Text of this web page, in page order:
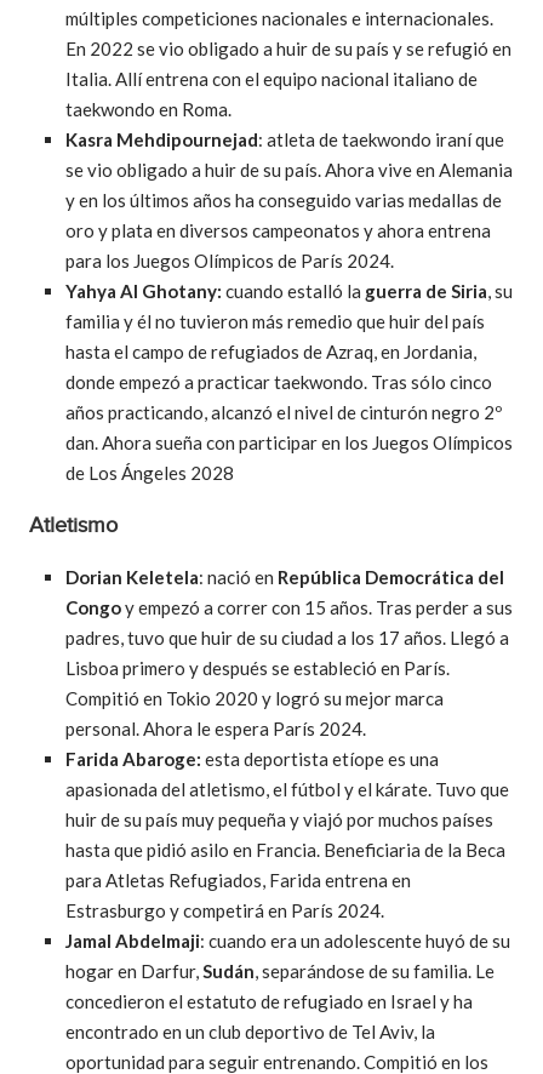
múltiples competiciones nacionales e internacionales.
En 2022 se vio obligado a huir de su país y se refugió en
Italia. Allí entrena con el equipo nacional italiano de
taekwondo en Roma.
Kasra Mehdipournejad: atleta de taekwondo iraní que
se vio obligado a huir de su país. Ahora vive en Alemania
y en los últimos años ha conseguido varias medallas de
oro y plata en diversos campeonatos y ahora entrena
para los Juegos Olímpicos de París 2024.
Yahya Al Ghotany: cuando estalló la guerra de Siria , su
familia y él no tuvieron más remedio que huir del país
hasta el campo de refugiados de Azraq, en Jordania,
donde empezó a practicar taekwondo. Tras sólo cinco
años practicando, alcanzó el nivel de cinturón negro 2º
dan. Ahora sueña con participar en los Juegos Olímpicos
de Los Ángeles 2028
Atletismo
Dorian Keletela: nació en República Democrática del
Congoy empezó a correr con 15 años. Tras perder a sus
padres, tuvo que huir de su ciudad a los 17 años. Llegó a
Lisboa primero y después se estableció en París.
Compitió en Tokio 2020 y logró su mejor marca
personal. Ahora le espera París 2024.
Farida Abaroge: esta deportista etíope es una
apasionada del atletismo, el fútbol y el kárate. Tuvo que
huir de su país muy pequeña y viajó por muchos países
hasta que pidió asilo en Francia. Beneficiaria de la Beca
para Atletas Refugiados, Farida entrena en
Estrasburgo y competirá en París 2024.
Jamal Abdelmaji: cuando era un adolescente huyó de su
hogar en Darfur, Sudán , separándose de su familia. Le
concedieron el estatuto de refugiado en Israel y ha
encontrado en un club deportivo de Tel Aviv, la
oportunidad para seguir entrenando. Compitió en los